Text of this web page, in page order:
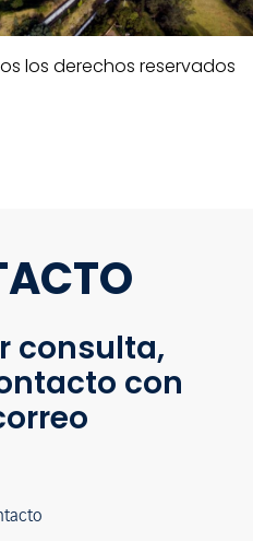
los derechos reservados
consulta,
con